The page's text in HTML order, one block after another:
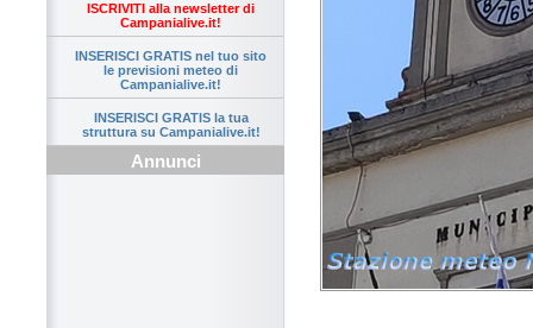
ISCRIVITI alla newsletter di
Campanialive.it!
INSERISCI GRATIS nel tuo sito
le previsioni meteo di
Campanialive.it!
INSERISCI GRATIS la tua
struttura su Campanialive.it!
Annunci